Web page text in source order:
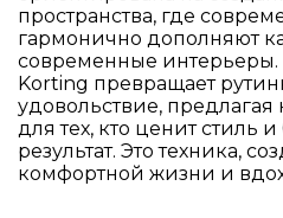
пространства, где
гармонично дополняют
современные интерьеры.
Korting превращает
удовольствие,
для тех, кто ценит стиль
результат. Это техника,
комфортной жизни и